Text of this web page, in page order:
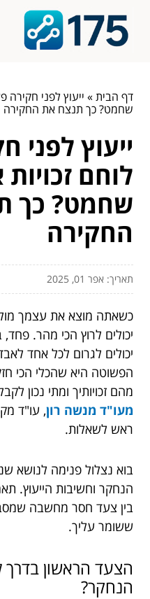
דף הבית» ייעוץ לפני חקירה
שחמט? כך תנצח את החקירה
ייעוץ לפני
לוחם זכויות
שחמט? כך
החקירה
תאריך: אפר 01, 2025
כשאתה מוצא את עצמך
יכולים לרוץ הכי מהר.
יכולים לגרום לכל אחד
הפשוטה היא שהכלי הכי
מהם זכויותיך ומתי נכון
מעו"ד מנשה רון, עו"ד
ראש לשאלות.
בוא נצלול פנימה לנושא
הנחקר וחשיבות הייעוץ.
בין צעד חסר מחשבה
ששומר עליך.
הצעד הראשון בדרך
הנחקר?